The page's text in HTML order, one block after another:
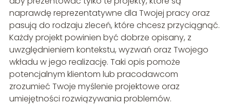
naprawdę reprezentatywne dla Twojej pracy oraz
pasują do rodzaju zleceń, które chcesz przyciągnąć.
Każdy projekt powinien być dobrze opisany, z
uwzględnieniem kontekstu, wyzwań oraz Twojego
wkładu w jego realizację. Taki opis pomoże
potencjalnym klientom lub pracodawcom
zrozumieć Twoje myślenie projektowe oraz
umiejętności rozwiązywania problemów.